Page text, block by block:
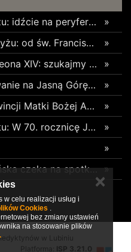
»
Papież do młodych w Asyżu: idźcie na peryferie i budujcie cywilizację miłości
»
Leon XIV do młodych w Asyżu: od św. Franciszka uczcie się budowania pokoju i wspólnoty
»
Biskup Asyżu po wizycie Leona XIV: szukajmy młodych tam, gdzie się znajdują, używając ich języka
»
Papież: Niech pielgrzymowanie na Jasną Górę umocni wiarę i nadzieję
»
Bracia Mniejsi: Święto Prowincji Matki Bożej Anielskiej w Wieliczce
»
Przewodniczący Episkopatu: W 70. rocznicę Jasnogórskich Ślubów Narodu skierujmy nasze serce ku Maryi
»
»
Asyż: młodzież franciszkańska czeka na spotkanie z Leonem XIV
w Lubiniu
Platforma: ISP 3.21.0
w celu realizacji usług i
Cookies .
bez zmiany ustawień
na stosowanie plików
✕